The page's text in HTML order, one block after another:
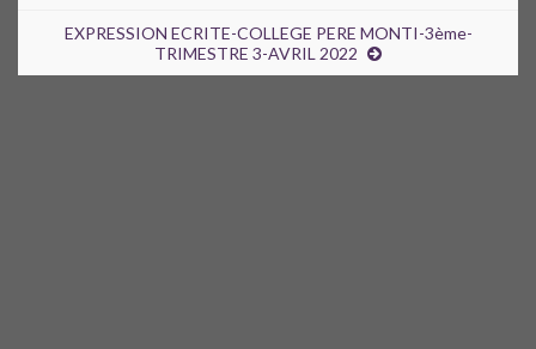
EXPRESSION ECRITE-COLLEGE PERE MONTI-3ème-
TRIMESTRE 3-AVRIL 2022